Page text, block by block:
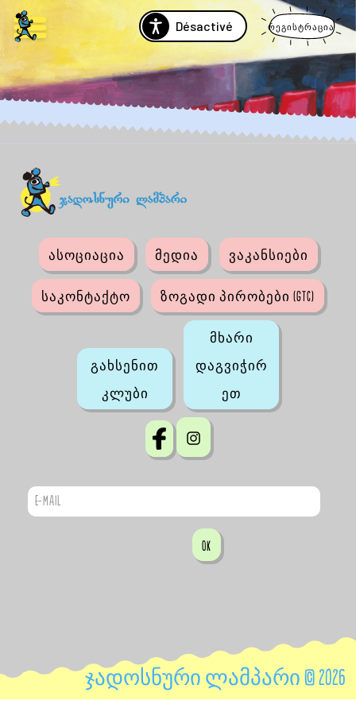
Désactivé რეგისტრაცია
ასოციაცია მედია ვაკანსიები
საკონტაქტო ზოგადი პირობები (GTC)
გახსენით
კლუბი
მხარი
დაგვიჭირ
ეთ
OK